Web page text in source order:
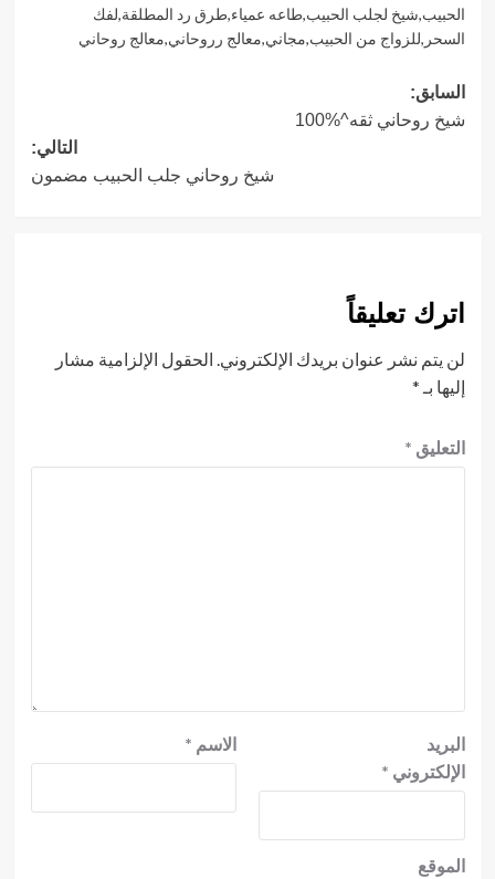
الحبيب,شيخ لجلب الحبيب,طاعه عمياء,طرق رد المطلقة,لفك
السحر ,للزواج من الحبيب,مجاني,معالج رروحاني,معالج روحاني
تصفّح
المقالات
السابق:
شيخ روحاني ثقه^%100
التالي:
شيخ روحاني جلب الحبيب مضمون
اترك تعليقاً
لن يتم نشر عنوان بريدك الإلكتروني. الحقول الإلزامية مشار
إليها بـ *
التعليق *
الاسم *
البريد
الإلكتروني *
الموقع